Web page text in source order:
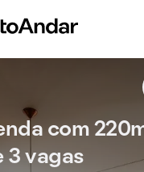
com
3 vagas